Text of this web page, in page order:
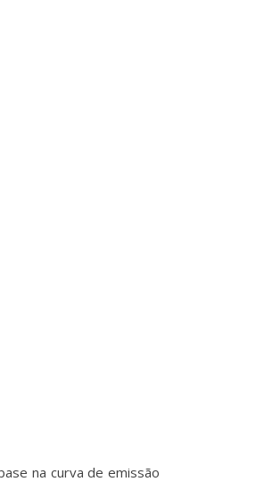
na curva de emissão